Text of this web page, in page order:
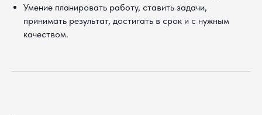
Умение планировать работу, ставить задачи,
принимать результат, достигать в срок и с нужным
качеством.
Подать
заявку